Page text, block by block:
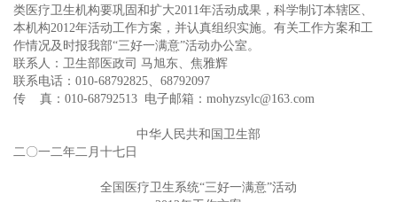
类医疗卫生机构要巩固和扩大2011年活动成果，科学制订本辖区、
本机构2012年活动工作方案，并认真组织实施。有关工作方案和工
作情况及时报我部“三好一满意”活动办公室。
联系人：卫生部医政司 马旭东、焦雅辉
联系电话：010-68792825、68792097
传 真：010-68792513 电子邮箱：mohyzsylc@163.com
中华人民共和国卫生部
二〇一二年二月十七日
全国医疗卫生系统“三好一满意”活动